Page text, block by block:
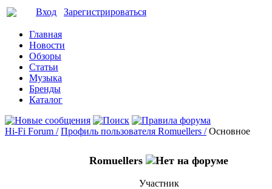
Вход Зарегистрироваться
Главная
Новости
Обзоры
Статьи
Музыка
Бренды
Каталог
Hi-Fi Forum / Профиль пользователя Romuellers / Основное
Romuellers
Участник